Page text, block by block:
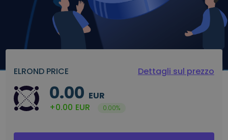
ELROND PRICE Dettagli sul prezzo
0.00 EUR
+0.00 EUR 0.00%